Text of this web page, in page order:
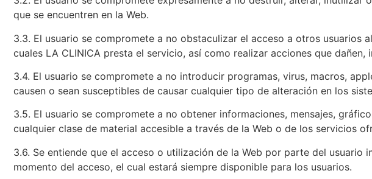
que se encuentren en la Web.
3.3. El usuario se compromete a no obstaculizar el acceso a otros
cuales LA CLINICA presta el servicio, así como realizar acciones que
3.4. El usuario se compromete a no introducir programas, virus, macros,
causen o sean susceptibles de causar cualquier tipo de alteración en los
3.5. El usuario se compromete a no obtener informaciones, mensajes,
cualquier clase de material accesible a través de la Web o de los servicios
3.6. Se entiende que el acceso o utilización de la Web por parte del
momento del acceso, el cual estará siempre disponible para los usuarios.